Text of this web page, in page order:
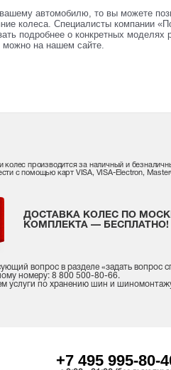
автомобилю, то вы можете
колеса. Специалисты компании
подробнее о конкретных моделях
можно на нашем сайте.
колес производится за наличный и
с помощью карт VISA, VISA-Electron,
ДОСТАВКА КОЛЕС ПО
КОМПЛЕКТА — БЕСПЛАТНО!
вопрос в разделе «задать вопрос
номеру: 8 800 500-80-66.
услуги по хранению шин и
+7 495 995-80-